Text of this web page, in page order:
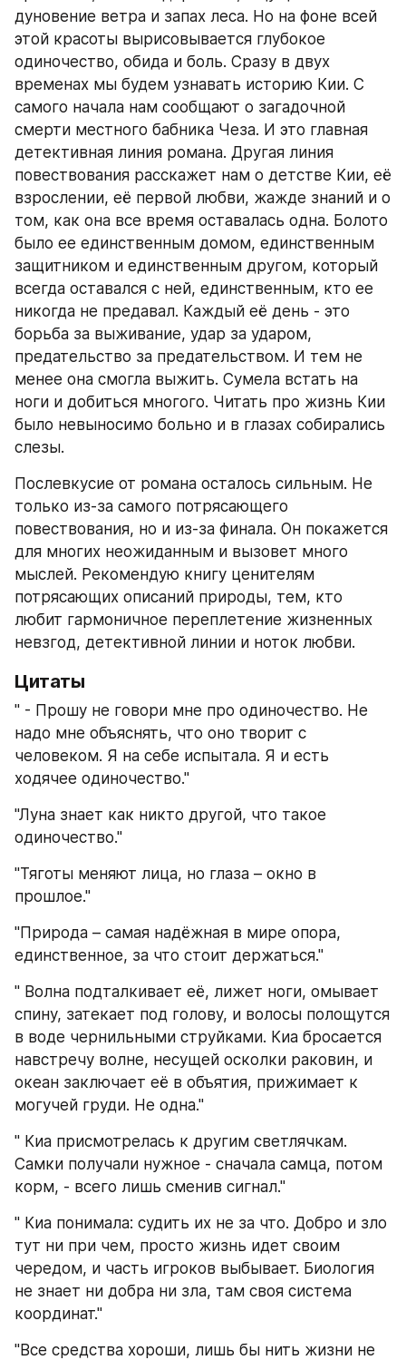
дуновение ветра и запах леса. Но на фоне всей
этой красоты вырисовывается глубокое
одиночество, обида и боль. Сразу в двух
временах мы будем узнавать историю Кии. С
самого начала нам сообщают о загадочной
смерти местного бабника Чеза. И это главная
детективная линия романа. Другая линия
повествования расскажет нам о детстве Кии, её
взрослении, её первой любви, жажде знаний и о
том, как она все время оставалась одна. Болото
было ее единственным домом, единственным
защитником и единственным другом, который
всегда оставался с ней, единственным, кто ее
никогда не предавал. Каждый её день - это
борьба за выживание, удар за ударом,
предательство за предательством. И тем не
менее она смогла выжить. Сумела встать на
ноги и добиться многого. Читать про жизнь Кии
было невыносимо больно и в глазах собирались
слезы.
Послевкусие от романа осталось сильным. Не
только из-за самого потрясающего
повествования, но и из-за финала. Он покажется
для многих неожиданным и вызовет много
мыслей. Рекомендую книгу ценителям
потрясающих описаний природы, тем, кто
любит гармоничное переплетение жизненных
невзгод, детективной линии и ноток любви.
Цитаты
" - Прошу не говори мне про одиночество. Не
надо мне объяснять, что оно творит с
человеком. Я на себе испытала. Я и есть
ходячее одиночество."
"Луна знает как никто другой, что такое
одиночество."
"Тяготы меняют лица, но глаза – окно в
прошлое."
"Природа – самая надёжная в мире опора,
единственное, за что стоит держаться."
" Волна подталкивает её, лижет ноги, омывает
спину, затекает под голову, и волосы полощутся
в воде чернильными струйками. Киа бросается
навстречу волне, несущей осколки раковин, и
океан заключает её в объятия, прижимает к
могучей груди. Не одна."
" Киа присмотрелась к другим светлячкам.
Самки получали нужное - сначала самца, потом
корм, - всего лишь сменив сигнал."
" Киа понимала: судить их не за что. Добро и зло
тут ни при чем, просто жизнь идет своим
чередом, и часть игроков выбывает. Биология
не знает ни добра ни зла, там своя система
координат."
"Все средства хороши, лишь бы нить жизни не